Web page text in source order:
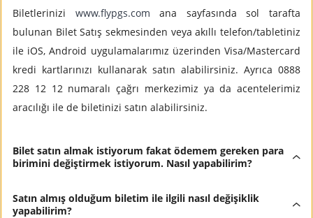
Biletlerinizi www.flypgs.com ana sayfasında sol tarafta
bulunan Bilet Satış sekmesinden veya akıllı telefon/tabletiniz
ile iOS, Android uygulamalarımız üzerinden Visa/Mastercard
kredi kartlarınızı kullanarak satın alabilirsiniz. Ayrıca 0888
228 12 12 numaralı çağrı merkezimiz ya da acentelerimiz
aracılığı ile de biletinizi satın alabilirsiniz.
Bilet satın almak istiyorum fakat ödemem gereken para
birimini değiştirmek istiyorum. Nasıl yapabilirim?
Satın almış olduğum biletim ile ilgili nasıl değişiklik
yapabilirim?